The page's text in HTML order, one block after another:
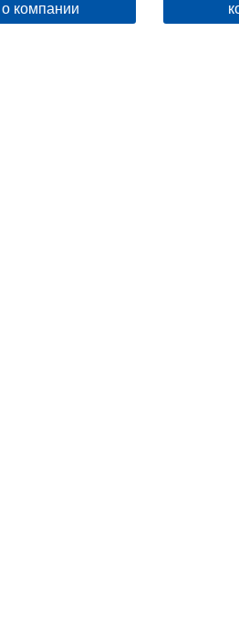
о компании